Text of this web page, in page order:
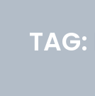
TAG: